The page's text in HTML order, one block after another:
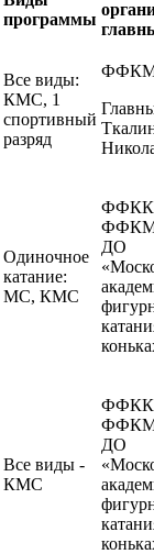
программы
Все виды:
КМС, 1
спортивный
разряд
Одиночное
катание:
МС, КМС
ДО
Все виды -
КМС
ДО